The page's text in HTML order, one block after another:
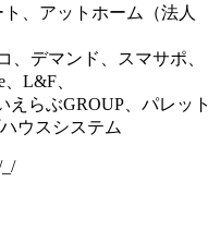
、アットホーム（法人
デマンド、スマサポ、
L&F、
GROUP、パレット
ウスシステム